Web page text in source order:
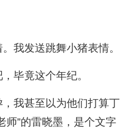
我发送跳舞小猪表情。
毕竟这个年纪。
我甚至以为他们打算丁
师”的雷晓墨，是个文字